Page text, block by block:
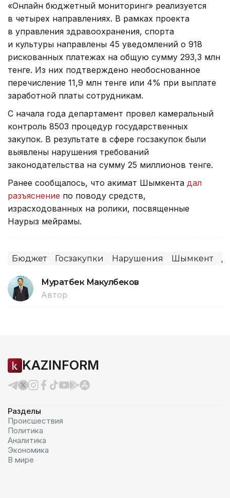
«Онлайн бюджетный мониторинг» реализуется
в четырех направлениях. В рамках проекта
в управления здравоохранения, спорта
и культуры направлены 45 уведомлений о 918
рискованных платежах на общую сумму 293,3 млн
тенге. Из них подтверждено необоснованное
перечисление 11,9 млн тенге или 4% при выплате
заработной платы сотрудникам.
С начала года департамент провел камеральный
контроль 8503 процедур государственных
закупок. В результате в сфере госзакупок были
выявлены нарушения требований
законодательства на сумму 25 миллионов тенге.
Ранее сообщалось, что акимат Шымкента дал
разъяснение по поводу средств,
израсходованных на ролики, посвященные
Наурыз мейрамы.
Бюджет Госзакупки Нарушения Шымкент
Муратбек Макулбеков
Автор
KAZINFORM
Разделы
Происшествия
Политика
Аналитика
Экономика
В мире